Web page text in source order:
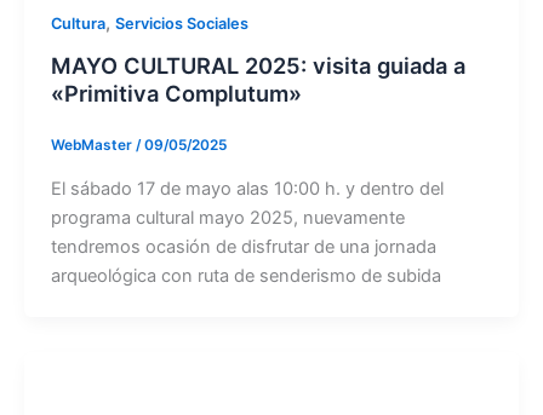
Cultura, Servicios Sociales
MAYO CULTURAL 2025: visita guiada a
«Primitiva Complutum»
WebMaster /09/05/2025
El sábado 17 de mayo alas 10:00 h. y dentro del
programa cultural mayo 2025, nuevamente
tendremos ocasión de disfrutar de una jornada
arqueológica con ruta de senderismo de subida